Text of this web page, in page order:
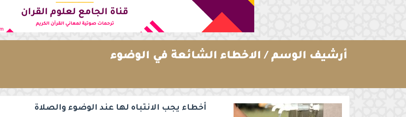
أرشيف الوسم / الاخطاء الشائعة في الوضوء
أخطاء يجب الانتباه لها عند الوضوء والصلاة